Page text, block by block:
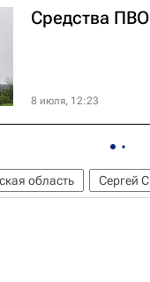
Средства
8 июля, 12:23
область Сергей